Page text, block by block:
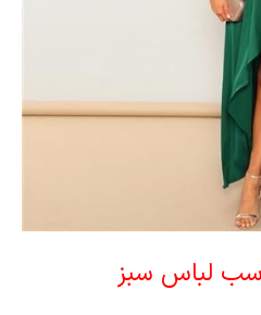
لباس سبز